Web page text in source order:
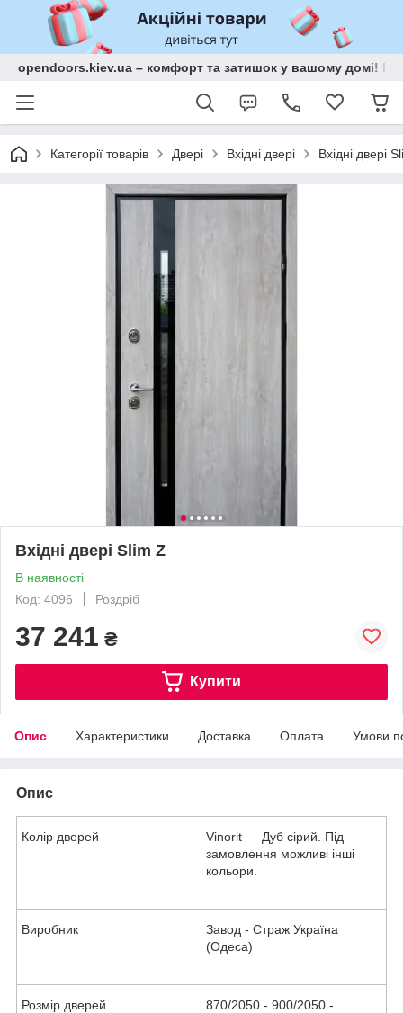
opendoors.kiev.ua – комфорт та затишок у вашому домі!
Категорії товарів Двері Вхідні двері Вхідні двері
Вхідні двері Slim Z
В наявності
Код: 4096
Роздріб
37 241 ₴
Купити
Опис Характеристики Доставка Оплата Умови
Опис
Колір дверей
Vinorit — Дуб сірий. Під
замовлення можливі інші
кольори.
Виробник
Завод - Страж Україна
(Одеса)
Розмір дверей
870/2050 - 900/2050 -